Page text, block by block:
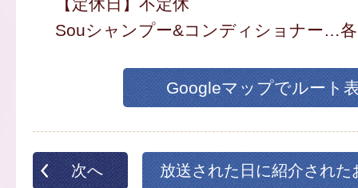
Souシャンプー&コンディショナー…
Googleマップでルート
次へ
放送された日に紹介された